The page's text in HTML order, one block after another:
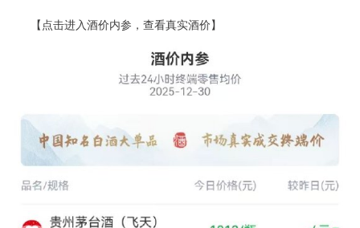
【点击进入酒价内参，查看真实酒价】